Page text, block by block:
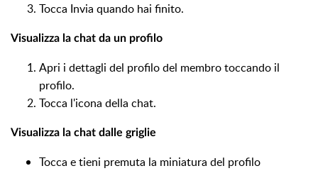
Tocca Invia quando hai finito.
Visualizza la chat da un profilo
Apri i dettagli del profilo del membro toccando il
profilo.
Tocca l'icona della chat.
Visualizza la chat dalle griglie
Tocca e tieni premuta la miniatura del profilo